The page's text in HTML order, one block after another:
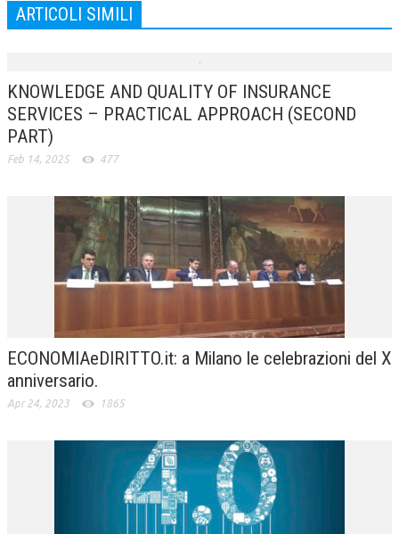
ARTICOLI SIMILI
KNOWLEDGE AND QUALITY OF INSURANCE
SERVICES – PRACTICAL APPROACH (SECOND
PART)
Feb 14, 2025 477
ECONOMIAeDIRITTO.it: a Milano le celebrazioni del X
anniversario.
Apr 24, 2023 1865